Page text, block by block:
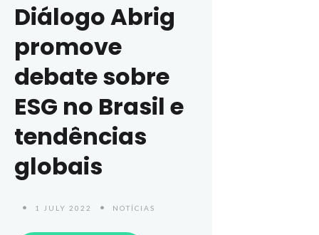
Diálogo Abrig
promove
debate sobre
ESG no Brasil e
tendências
globais
1 JULY 2022 NOTÍCIAS